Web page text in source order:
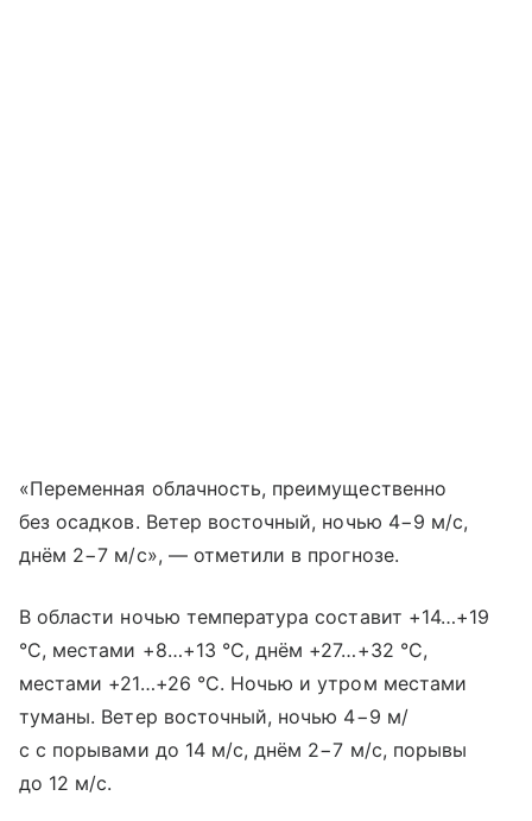
«Переменная облачность, преимущественно
без осадков. Ветер восточный, ночью 4−9 м/с,
днём 2−7 м/с», — отметили в прогнозе.
В области ночью температура составит +14…+19
°C, местами +8…+13 °C, днём +27…+32 °C,
местами +21…+26 °C. Ночью и утром местами
туманы. Ветер восточный, ночью 4−9 м/
с с порывами до 14 м/с, днём 2−7 м/с, порывы
до 12 м/с.